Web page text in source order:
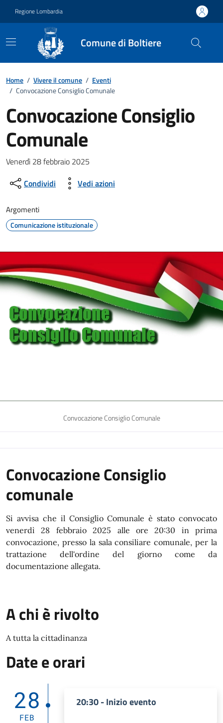
Regione Lombardia
Comune di Boltiere
Home / Vivere il comune / Eventi
/ Convocazione Consiglio Comunale
Convocazione Consiglio
Comunale
Dettagli della notizia
Venerdì 28 febbraio 2025
Condividi
Vedi azioni
Argomenti
Comunicazione istituzionale
Convocazione Consiglio Comunale
Convocazione Consiglio
comunale
Si avvisa che il Consiglio Comunale è stato convocato
venerdì 28 febbraio 2025 alle ore 20:30 in prima
convocazione, presso la sala consiliare comunale, per la
trattazione dell'ordine del giorno come da
documentazione allegata.
A chi è rivolto
A tutta la cittadinanza
Date e orari
28
FEB
20:30 - Inizio evento